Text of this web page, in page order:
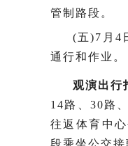
管制路段。
(五)7月4
通行和作业。
观演出行
14路、30路
往返体育中
段乘坐公交接